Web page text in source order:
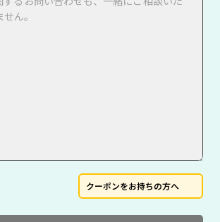
クーポンをお持ちの方へ